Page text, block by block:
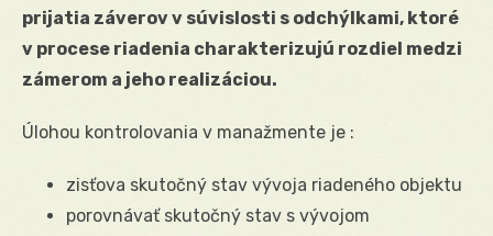
prijatia záverov v súvislosti s odchýlkami, ktoré
v procese riadenia charakterizujú rozdiel medzi
zámerom a jeho realizáciou.
Úlohou kontrolovania v manažmente je :
zisťova skutočný stav vývoja riadeného objektu
porovnávať skutočný stav s vývojom